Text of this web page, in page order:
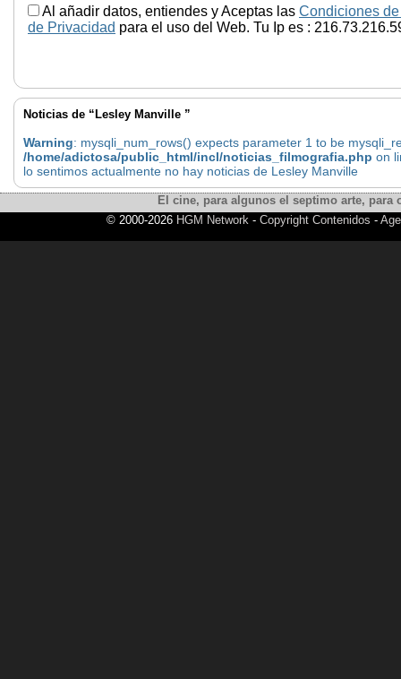
Al añadir datos, entiendes y Aceptas las Condiciones
de Privacidad para el uso del Web. Tu Ip es :
Noticias de “Lesley Manville ”
Warning: mysqli_num_rows() expects parameter 1 to be
/home/adictosa/public_html/incl/noticias_filmografia.php on
lo sentimos actualmente no hay noticias de Lesley Manville
El cine, para algunos el septimo arte,
© 2000-2026 HGM Network- Copyright Contenidos -